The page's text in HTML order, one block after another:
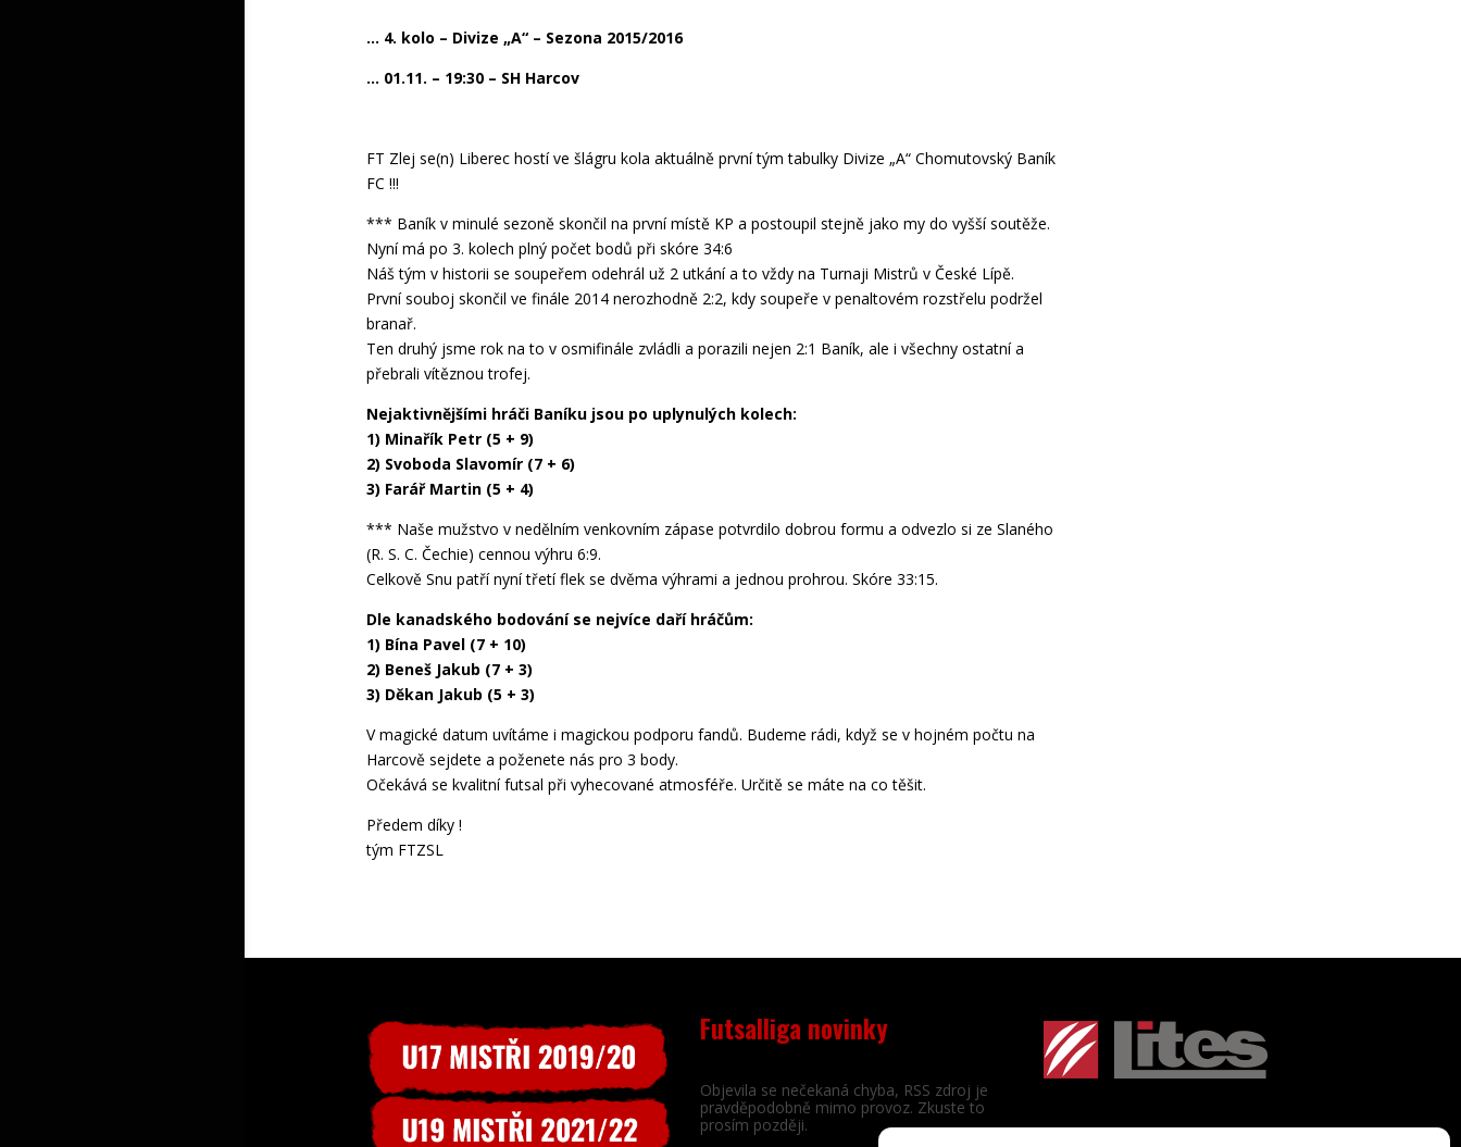
… 4. kolo – Divize „A“ – Sezona 2015/2016
… 01.11. – 19:30 – SH Harcov
FT Zlej se(n) Liberec hostí ve šlágru kola aktuálně první tým tabulky Divize „A“ Chomutovský Baník
FC !!!
*** Baník v minulé sezoně skončil na první místě KP a postoupil stejně jako my do vyšší soutěže.
Nyní má po 3. kolech plný počet bodů při skóre 34:6
Náš tým v historii se soupeřem odehrál už 2 utkání a to vždy na Turnaji Mistrů v České Lípě.
První souboj skončil ve finále 2014 nerozhodně 2:2, kdy soupeře v penaltovém rozstřelu podržel
branař.
Ten druhý jsme rok na to v osmifinále zvládli a porazili nejen 2:1 Baník, ale i všechny ostatní a
přebrali vítěznou trofej.
Nejaktivnějšími hráči Baníku jsou po uplynulých kolech:
1) Minařík Petr (5 + 9)
2) Svoboda Slavomír (7 + 6)
3) Farář Martin (5 + 4)
*** Naše mužstvo v nedělním venkovním zápase potvrdilo dobrou formu a odvezlo si ze Slaného
(R. S. C. Čechie) cennou výhru 6:9.
Celkově Snu patří nyní třetí flek se dvěma výhrami a jednou prohrou. Skóre 33:15.
Dle kanadského bodování se nejvíce daří hráčům:
1) Bína Pavel (7 + 10)
2) Beneš Jakub (7 + 3)
3) Děkan Jakub (5 + 3)
V magické datum uvítáme i magickou podporu fandů. Budeme rádi, když se v hojném počtu na
Harcově sejdete a poženete nás pro 3 body.
Očekává se kvalitní futsal při vyhecované atmosféře. Určitě se máte na co těšit.
Předem díky !
tým FTZSL
Futsalliga novinky
Objevila se nečekaná chyba, RSS zdroj je
pravděpodobně mimo provoz. Zkuste to
prosím později.